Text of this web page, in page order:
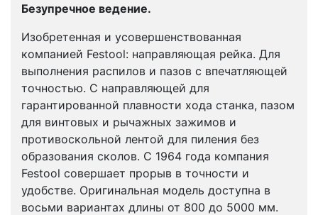
Безупречное ведение.
Изобретенная и усовершенствованная
компанией Festool: направляющая рейка. Для
выполнения распилов и пазов с впечатляющей
точностью. С направляющей для
гарантированной плавности хода станка, пазом
для винтовых и рычажных зажимов и
противоскольной лентой для пиления без
образования сколов. С 1964 года компания
Festool совершает прорыв в точности и
удобстве. Оригинальная модель доступна в
восьми вариантах длины от 800 до 5000 мм.